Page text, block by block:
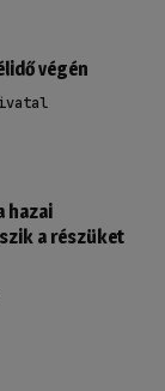
végén
hazai
a részüket